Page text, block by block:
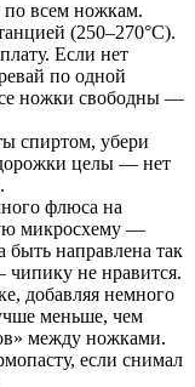
всем ножкам.
(250–270°C).
Если нет
по одной
ножки свободны —
спиртом, убери
целы — нет
флюса на
микросхему —
направлена так
чипику не нравится.
добавляя немного
меньше, чем
между ножками.
если снимал